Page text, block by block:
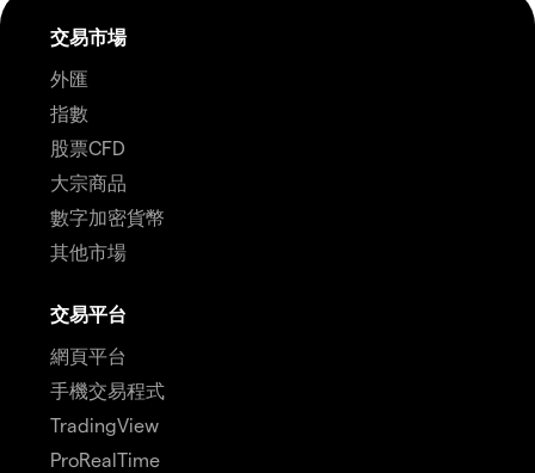
交易市場
外匯
指數
股票CFD
大宗商品
數字加密貨幣
其他市場
交易平台
網頁平台
手機交易程式
TradingView
ProRealTime